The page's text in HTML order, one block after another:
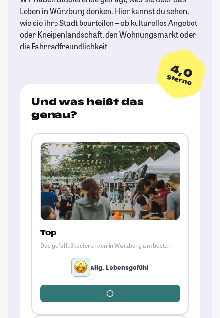
Leben in Würzburg denken. Hier kannst du sehen,
wie sie ihre Stadt beurteilen – ob kulturelles Angebot
oder Kneipenlandschaft, den Wohnungsmarkt oder
die Fahrradfreundlichkeit.
4,0
Sterne
Und was heißt das
genau?
Top
Das gefällt Studierenden in Würzburg am besten:
allg. Lebensgefühl